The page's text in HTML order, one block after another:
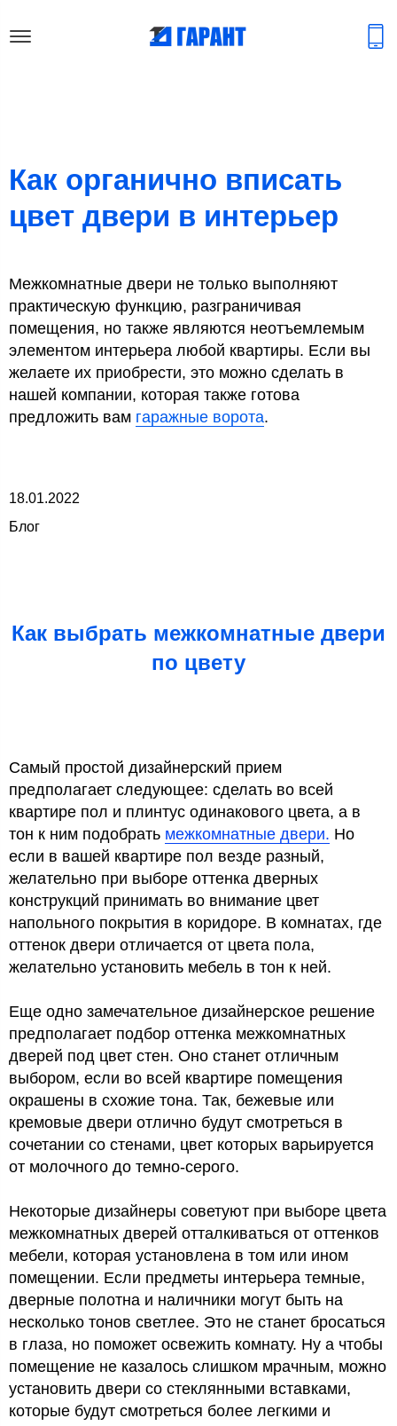
Как органично вписать
цвет двери в интерьер
Межкомнатные двери не только выполняют
практическую функцию, разграничивая
помещения, но также являются неотъемлемым
элементом интерьера любой квартиры. Если вы
желаете их приобрести, это можно сделать в
нашей компании, которая также готова
предложить вам гаражные ворота.
18.01.2022
Блог
Как выбрать межкомнатные двери
по цвету
Самый простой дизайнерский прием
предполагает следующее: сделать во всей
квартире пол и плинтус одинакового цвета, а в
тон к ним подобрать межкомнатные двери. Но
если в вашей квартире пол везде разный,
желательно при выборе оттенка дверных
конструкций принимать во внимание цвет
напольного покрытия в коридоре. В комнатах, где
оттенок двери отличается от цвета пола,
желательно установить мебель в тон к ней.
Еще одно замечательное дизайнерское решение
предполагает подбор оттенка межкомнатных
дверей под цвет стен. Оно станет отличным
выбором, если во всей квартире помещения
окрашены в схожие тона. Так, бежевые или
кремовые двери отлично будут смотреться в
сочетании со стенами, цвет которых варьируется
от молочного до темно-серого.
Некоторые дизайнеры советуют при выборе цвета
межкомнатных дверей отталкиваться от оттенков
мебели, которая установлена в том или ином
помещении. Если предметы интерьера темные,
дверные полотна и наличники могут быть на
несколько тонов светлее. Это не станет бросаться
в глаза, но поможет освежить комнату. Ну а чтобы
помещение не казалось слишком мрачным, можно
установить двери со стеклянными вставками,
которые будут смотреться более легкими и